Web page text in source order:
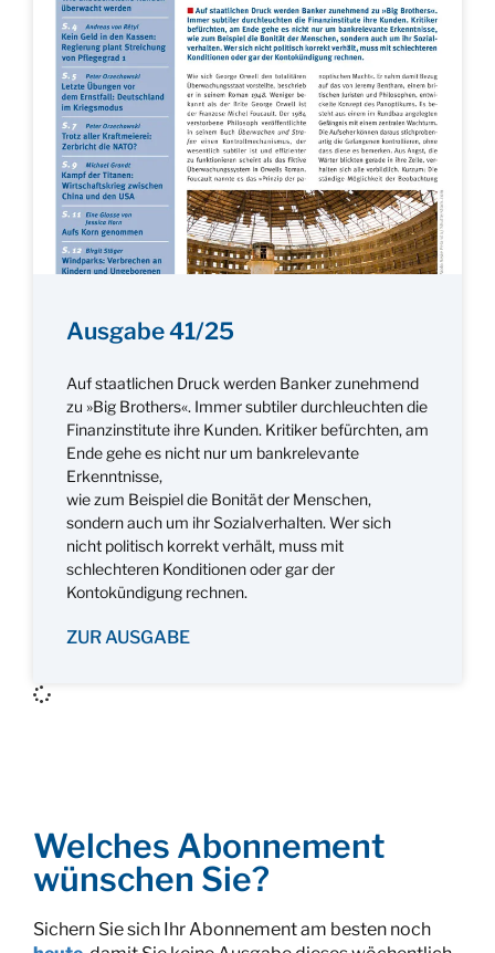
Ausgabe 41/25
Auf staatlichen Druck werden Banker zunehmend
zu »Big Brothers«. Immer subtiler durchleuchten die
Finanzinstitute ihre Kunden. Kritiker befürchten, am
Ende gehe es nicht nur um bankrelevante
Erkenntnisse,
wie zum Beispiel die Bonität der Menschen,
sondern auch um ihr Sozialverhalten. Wer sich
nicht politisch korrekt verhält, muss mit
schlechteren Konditionen oder gar der
Kontokündigung rechnen.
ZUR AUSGABE
Welches Abonnement
wünschen Sie?
Sichern Sie sich Ihr Abonnement am besten noch